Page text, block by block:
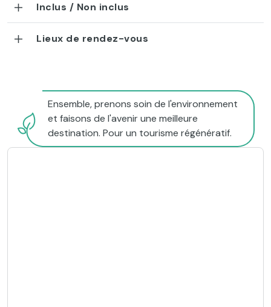
Inclus / Non inclus
Lieux de rendez-vous
Ensemble, prenons soin de l'environnement
et faisons de l'avenir une meilleure
destination. Pour un tourisme régénératif.